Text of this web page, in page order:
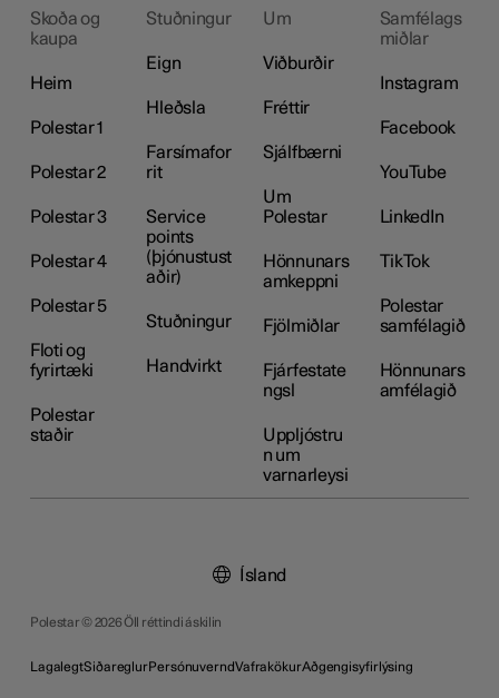
Skoða og
kaupa
Heim
Polestar 1
Polestar 2
Polestar 3
Polestar 4
Polestar 5
Floti og
fyrirtæki
Polestar
staðir
Stuðningur
Eign
Hleðsla
Farsímafor
rit
Service
points
(þjónustust
aðir)
Stuðningur
Handvirkt
Um
Viðburðir
Fréttir
Sjálfbærni
Um
Polestar
Hönnunars
amkeppni
Fjölmiðlar
Fjárfestate
ngsl
Uppljóstru
n um
varnarleysi
Samfélags
miðlar
Instagram
Facebook
YouTube
LinkedIn
TikTok
Polestar
samfélagið
Hönnunars
amfélagið
Polestar © 2026 Öll réttindi áskilin
LagalegtSiðareglurPersónuverndVafrakökurAðgengisyfirlýsing
Ísland